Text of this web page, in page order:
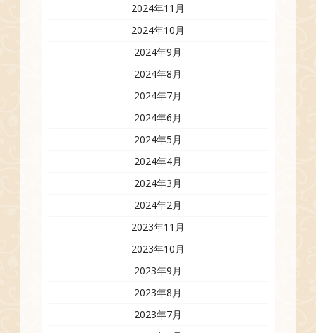
2024年11月
2024年10月
2024年9月
2024年8月
2024年7月
2024年6月
2024年5月
2024年4月
2024年3月
2024年2月
2023年11月
2023年10月
2023年9月
2023年8月
2023年7月